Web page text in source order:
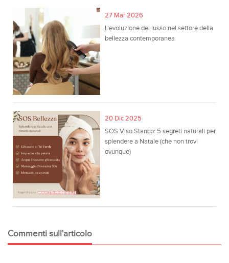
27 Mar 2026
L'evoluzione del lusso nel settore della
bellezza contemporanea
20 Dic 2025
SOS Viso Stanco: 5 segreti naturali per
splendere a Natale (che non trovi
ovunque)
Commenti sull'articolo